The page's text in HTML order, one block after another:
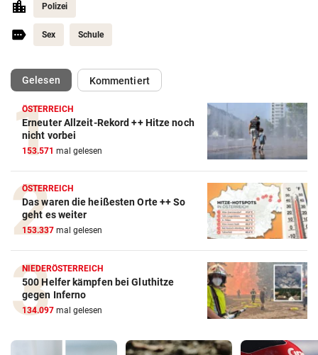
Polizei
Sex Schule
Gelesen(ausgewählt)Kommentiert
ÖSTERREICH
Erneuter Allzeit-Rekord ++ Hitze noch
nicht vorbei
153.571 mal gelesen
ÖSTERREICH
Das waren die heißesten Orte ++ So
geht es weiter
153.337 mal gelesen
NIEDERÖSTERREICH
500 Helfer kämpfen bei Gluthitze
gegen Inferno
134.097 mal gelesen